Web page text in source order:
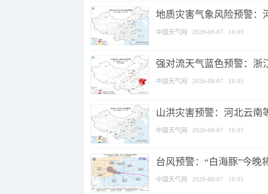
地质灾害气象风险预警：
中国天气网 2026-08-07 18:05
强对流天气蓝色预警：浙
中国天气网 2026-08-07 18:05
山洪灾害预警：河北云南
中国天气网 2026-08-07 18:05
台风预警：“白海豚”今晚
中国天气网 2026-08-07 18:05